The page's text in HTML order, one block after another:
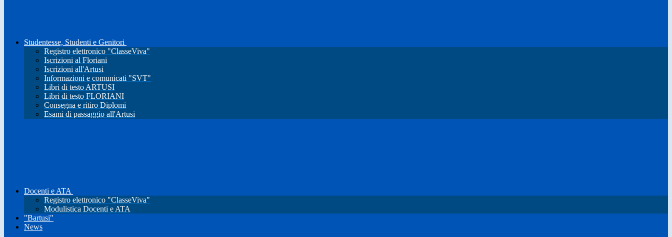
Studentesse, Studenti e Genitori
Registro elettronico "ClasseViva"
Iscrizioni al Floriani
Iscrizioni all'Artusi
Informazioni e comunicati "SVT"
Libri di testo ARTUSI
Libri di testo FLORIANI
Consegna e ritiro Diplomi
Esami di passaggio all'Artusi
Docenti e ATA
Registro elettronico "ClasseViva"
Modulistica Docenti e ATA
"Bartusi"
News